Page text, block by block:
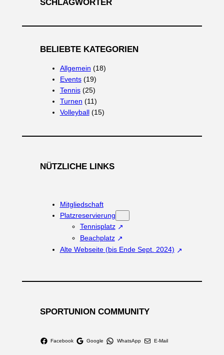
SCHLAGWÖRTER
BELIEBTE KATEGORIEN
Allgemein (18)
Events(19)
Tennis(25)
Turnen (11)
Volleyball(15)
NÜTZLICHE LINKS
Mitgliedschaft
Platzreservierung
Tennisplatz
Beachplatz
Alte Webseite (bis Ende Sept. 2024)
SPORTUNION COMMUNITY
Facebook Google WhatsApp E-Mail